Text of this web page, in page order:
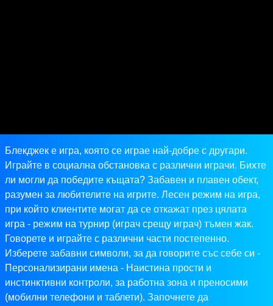
Блекджек е игра, която се играе най-добре с другари.
Играйте в социална обстановка с различни играчи. Бихте
ли могли да победите къщата? Забавен и плавен обект,
разумен за любителите на игрите. Лесен режим на игра,
при който клиентите могат да се откажат през цялата
игра - режим на турнир (играч срещу играч) тъмен жак.
Говорете и играйте с различни части постепенно.
Изберете забавни символи, за да говорите със себе си -
Персонализирани имена - Наистина прости и
инстинктивни контроли, за работна зона и преносими
(мобилни телефони и таблети). Започнете да